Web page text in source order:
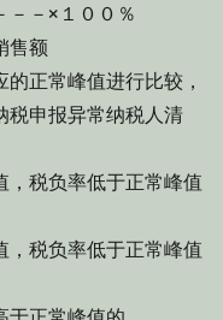
－×１００％
额
正常峰值进行比较，
税申报异常纳税人清
税负率低于正常峰值
税负率低于正常峰值